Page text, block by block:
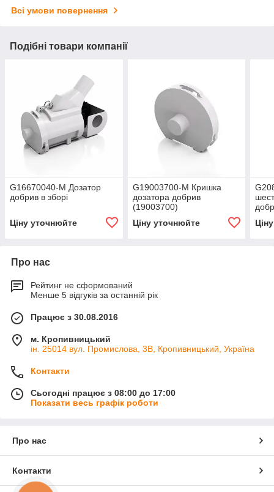
Всі умови повернення
Подібні товари компанії
G16670040-M Дозатор
добрив в зборі
Ціну уточнюйте
G19003700-M Кришка
дозатора добрив
(19003700)
Ціну уточнюйте
Про нас
Рейтинг не сформований
Менше 5 відгуків за останній рік
Працює з 30.08.2016
м. Кропивницький
ін. 25014 вул. Промислова, 3В, Кропивницький, Україна
Контакти
Сьогодні працює з 08:00 до 17:00
Показати весь графік роботи
Про нас
Контакти